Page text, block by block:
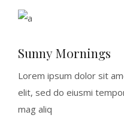
Sunny Mornings
Lorem ipsum dolor sit
elit, sed do eiusmi
mag aliq